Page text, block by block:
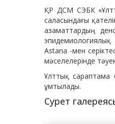
ҚР ДСМ СЭБК
саласындағы
азаматтардың
эпидемиологиялық
Astana -мен
мәселелерінде
Ұлттық сараптама
ұмтылады.
Сурет